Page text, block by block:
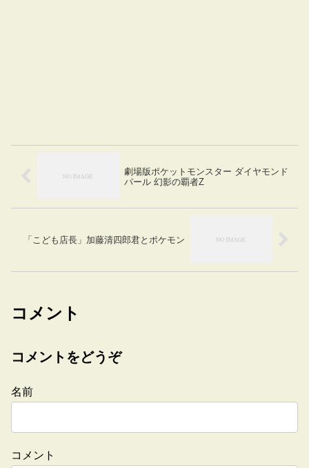
劇場版ポケットモンスター ダイヤモンド
パール 幻影の覇者Z
「こども店長」加藤清四郎君とポケモン
コメント
コメントをどうぞ
名前
コメント